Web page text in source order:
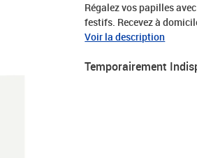
Régalez vos papilles
festifs. Recevez à
Maison Chanoine.
2019-1er Cru avec un
Voir la description
Temporairement